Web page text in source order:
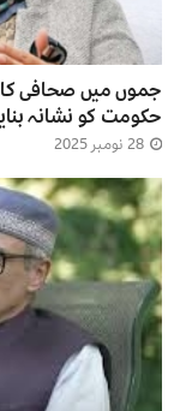
جموں میں صحافی کا
حکومت کو نشانہ